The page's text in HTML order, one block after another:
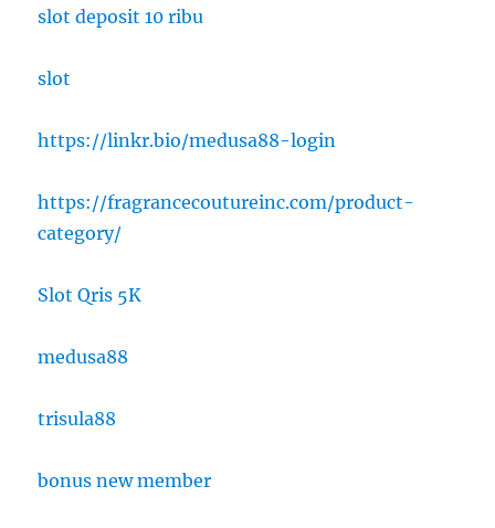
slot deposit 10 ribu
slot
https://linkr.bio/medusa88-login
https://fragrancecoutureinc.com/product-
category/
Slot Qris 5K
medusa88
trisula88
bonus new member